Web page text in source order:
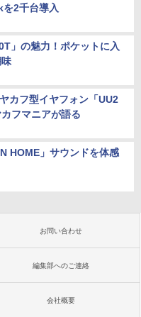
2千台導入
」の魅力！ポケットに入
カフ型イヤフォン「UU2
フマニアが語る
HOME」サウンドを体感
お問い合わせ
編集部へのご連絡
会社概要